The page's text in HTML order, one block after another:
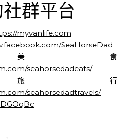
群平台
myvanlife.com
SeaHorseDad
食
seahorsedadeats/
行
seahorsedadtravels/